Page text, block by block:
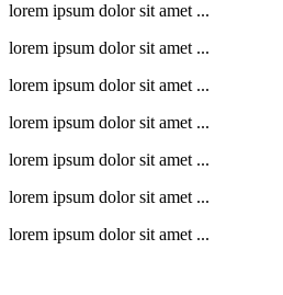
lorem ipsum dolor sit amet ...
lorem ipsum dolor sit amet ...
lorem ipsum dolor sit amet ...
lorem ipsum dolor sit amet ...
lorem ipsum dolor sit amet ...
lorem ipsum dolor sit amet ...
lorem ipsum dolor sit amet ...